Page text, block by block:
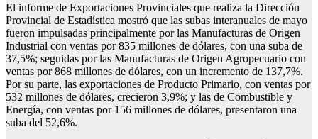
El informe de Exportaciones Provinciales que realiza la Dirección
Provincial de Estadística mostró que las subas interanuales de mayo
fueron impulsadas principalmente por las Manufacturas de Origen
Industrial con ventas por 835 millones de dólares, con una suba de
37,5%; seguidas por las Manufacturas de Origen Agropecuario con
ventas por 868 millones de dólares, con un incremento de 137,7%.
Por su parte, las exportaciones de Producto Primario, con ventas por
532 millones de dólares, crecieron 3,9%; y las de Combustible y
Energía, con ventas por 156 millones de dólares, presentaron una
suba del 52,6%.